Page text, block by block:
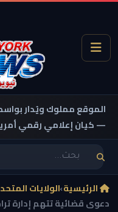
الموقع مملوك ويُدار
— كيان إعلامي رقمي
الرئيسية›الولايات
دعوى قضائية تتهم إدارة